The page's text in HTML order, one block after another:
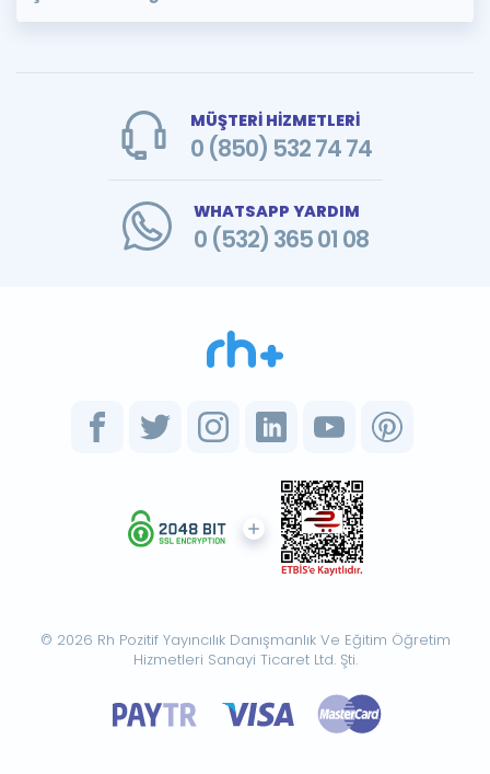
MÜŞTERİ HİZMETLERİ
0 (850) 532 74 74
WHATSAPP YARDIM
0 (532) 365 01 08
© 2026 Rh Pozitif Yayıncılık Danışmanlık Ve Eğitim Öğretim
Hizmetleri Sanayi Ticaret Ltd. Şti.